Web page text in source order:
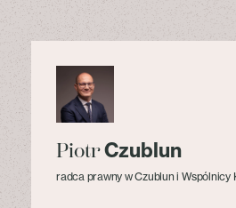
PiotrCzublun
radca prawny w Czublun i Wspólnicy